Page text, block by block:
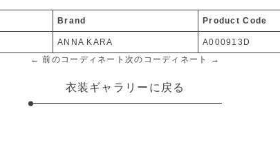
Brand Product Code
ANNA KARA
A000913D
← 前のコーディネート 次のコーディネート →
衣装ギャラリーに戻る